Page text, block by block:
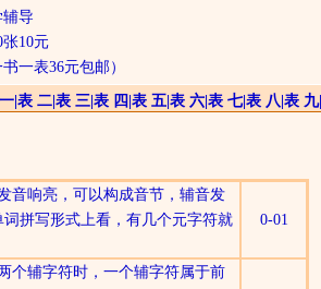
辅导
张10元
一表36元包邮）
| 表 二| 表 三| 表 四 表 五| 表 六| 表 七| 表 八 表 九|
音响亮，可以构成音节，辅音发
拼写形式上看，有几个元字符就
0-01
个辅字符时，一个辅字符属于前